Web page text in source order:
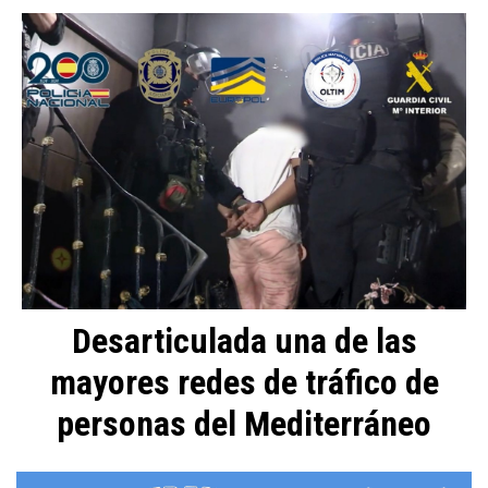
Desarticulada una de las
mayores redes de tráfico de
personas del Mediterráneo